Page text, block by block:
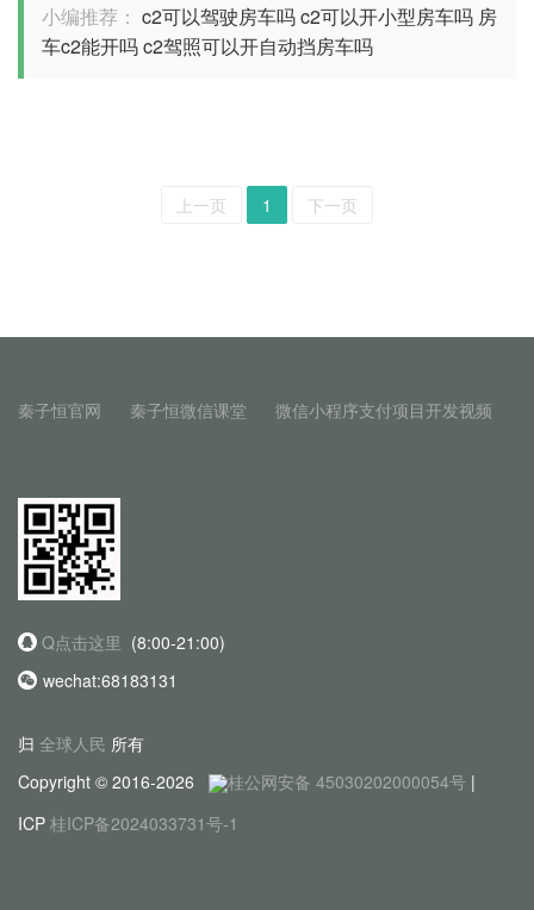
小编推荐： c2可以驾驶房车吗c2可以开小型房车吗 房
车c2能开吗c2驾照可以开自动挡房车吗
上一页 1 下一页
秦子恒官网 秦子恒微信课堂 微信小程序支付项目开发视频
Q点击这里 (8:00-21:00)
wechat:68183131
归 全球人民 所有
Copyright © 2016-2026
桂公网安备 45030202000054号 |
ICP 桂ICP备2024033731号-1